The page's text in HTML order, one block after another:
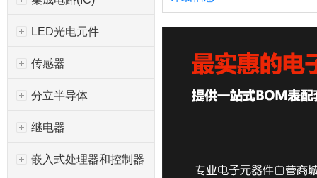
LED光电元件
传感器
分立半导体
继电器
嵌入式处理器和控制器